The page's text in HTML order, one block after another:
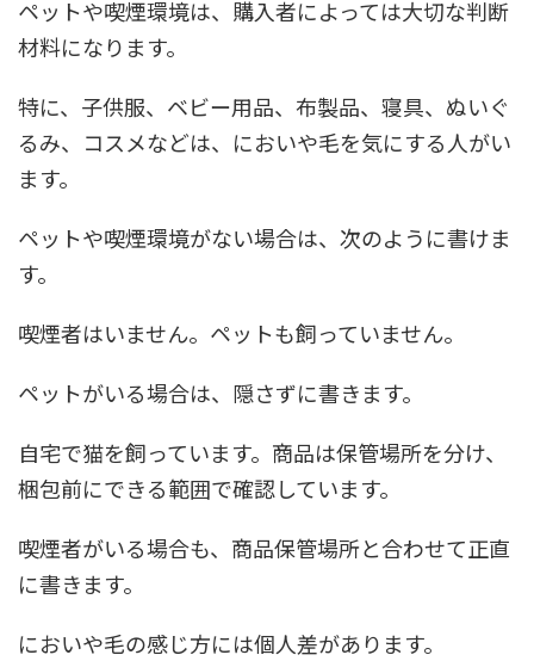
ペットや喫煙環境は、購入者によっては大切な判断
材料になります。
特に、子供服、ベビー用品、布製品、寝具、ぬいぐ
るみ、コスメなどは、においや毛を気にする人がい
ます。
ペットや喫煙環境がない場合は、次のように書けま
す。
喫煙者はいません。ペットも飼っていません。
ペットがいる場合は、隠さずに書きます。
自宅で猫を飼っています。商品は保管場所を分け、
梱包前にできる範囲で確認しています。
喫煙者がいる場合も、商品保管場所と合わせて正直
に書きます。
においや毛の感じ方には個人差があります。